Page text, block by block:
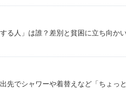
る人」は誰？差別と貧困に立ち向か
先でシャワーや着替えなど「ちょっ